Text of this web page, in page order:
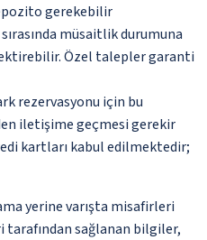
gerekebilir
müsaitlik durumuna
Özel talepler garanti
rezervasyonu için bu
iletişime geçmesi gerekir
kartları kabul edilmektedir;
yerine varışta misafirleri
tarafından sağlanan bilgiler,